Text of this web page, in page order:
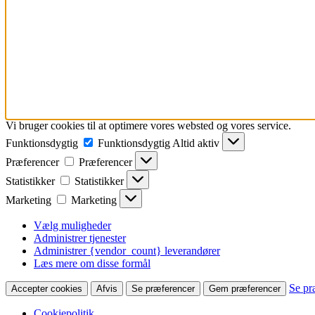
Vi bruger cookies til at optimere vores websted og vores service.
Funktionsdygtig
Funktionsdygtig Altid aktiv
Præferencer
Præferencer
Statistikker
Statistikker
Marketing
Marketing
Vælg muligheder
Administrer tjenester
Administrer {vendor_count} leverandører
Læs mere om disse formål
Accepter cookies Afvis Se præferencer Gem præferencer Se